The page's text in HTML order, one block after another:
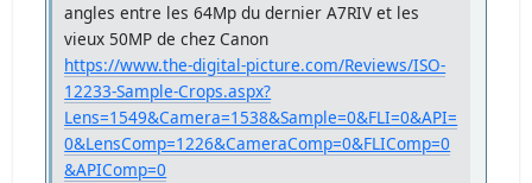
angles entre les 64Mp du dernier A7RIV et les
vieux 50MP de chez Canon
https://www.the-digital-picture.com/Reviews/ISO-
12233-Sample-Crops.aspx?
Lens=1549&Camera=1538&Sample=0&FLI=0&API=
0&LensComp=1226&CameraComp=0&FLIComp=0
&APIComp=0